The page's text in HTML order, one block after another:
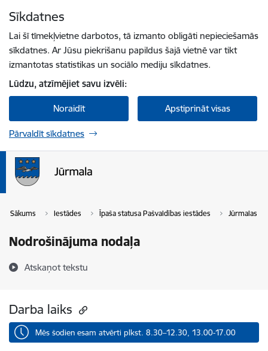
Sīkdatnes
Lai šī tīmekļvietne darbotos, tā izmanto obligāti nepieciešamās
sīkdatnes. Ar Jūsu piekrišanu papildus šajā vietnē var tikt
izmantotas statistikas un sociālo mediju sīkdatnes.
Lūdzu, atzīmējiet savu izvēli:
Noraidīt Apstiprināt visas
Pārvaldīt sīkdatnes
Sākums Iestādes Īpaša statusa Pašvaldības iestādes Jūrmalas
Nodrošinājuma nodaļa
Atskaņot tekstu
Darba laiks
Mēs šodien esam atvērti plkst. 8.30–12.30, 13.00-17.00